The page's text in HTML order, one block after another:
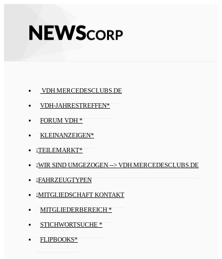
VDH.MERCEDESCLUBS.DE
VDH-JAHRESTREFFEN*
FORUM VDH *
KLEINANZEIGEN*
TEILEMARKT*
WIR SIND UMGEZOGEN --> VDH.MERCEDESCLUBS.DE
FAHRZEUGTYPEN
MITGLIEDSCHAFT KONTAKT
MITGLIEDERBEREICH *
STICHWORTSUCHE *
FLIPBOOKS*